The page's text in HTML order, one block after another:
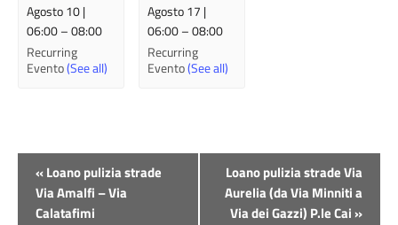
Agosto 10 |
06:00–08:00
Recurring
Evento(See all)
Agosto 17 |
06:00–08:00
Recurring
Evento(See all)
Evento
Navigazione
«Loano pulizia strade
Via Amalfi – Via
Calatafimi
Loano pulizia strade Via
Aurelia (da Via Minniti a
Via dei Gazzi) P.le Cai»